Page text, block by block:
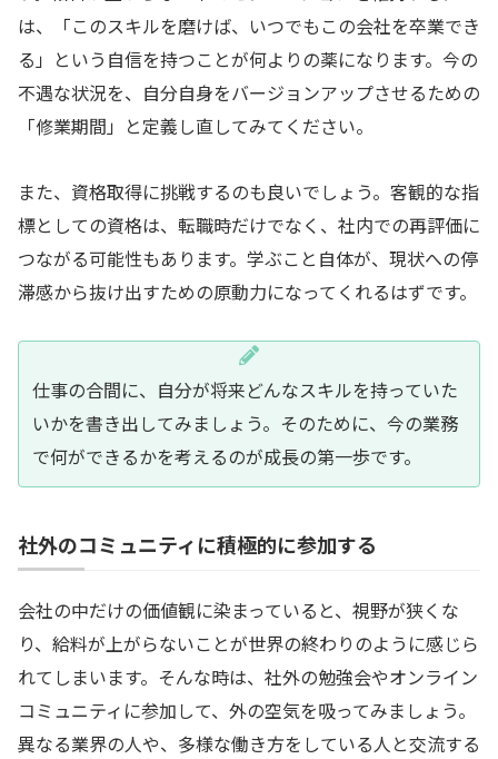
は、「このスキルを磨けば、いつでもこの会社を卒業でき
る」という自信を持つことが何よりの薬になります。今の
不遇な状況を、自分自身をバージョンアップさせるための
「修業期間」と定義し直してみてください。
また、資格取得に挑戦するのも良いでしょう。客観的な指
標としての資格は、転職時だけでなく、社内での再評価に
つながる可能性もあります。学ぶこと自体が、現状への停
滞感から抜け出すための原動力になってくれるはずです。
仕事の合間に、自分が将来どんなスキルを持っていた
いかを書き出してみましょう。そのために、今の業務
で何ができるかを考えるのが成長の第一歩です。
社外のコミュニティに積極的に参加する
会社の中だけの価値観に染まっていると、視野が狭くな
り、給料が上がらないことが世界の終わりのように感じら
れてしまいます。そんな時は、社外の勉強会やオンライン
コミュニティに参加して、外の空気を吸ってみましょう。
異なる業界の人や、多様な働き方をしている人と交流する